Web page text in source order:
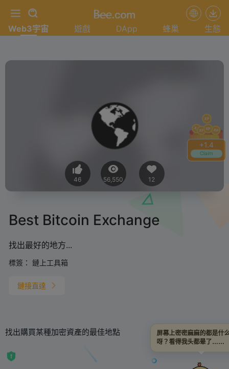
+1.4
Claim
Web3宇宙 遊戲 DApp 蜂巢 生態
46 56,550 12
Best Bitcoin Exchange
找出最好的地方...
標簽： 鏈上工具箱
鏈接直達
找出購買某種加密資產的最佳地點
屏幕上密密麻麻的都是什
呀？看得我头都晕了……